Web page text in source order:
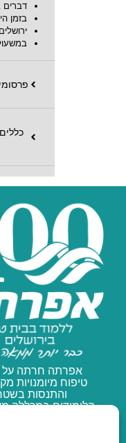
בזמן
אפרתה חרתה על
טיפוח מיומנויות
והתנסות
הלימודים במכללה